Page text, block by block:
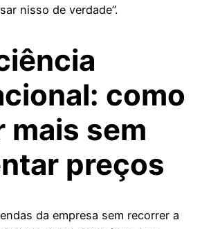
nisso de verdade”.
como
mais sem
preços
da empresa sem recorrer a